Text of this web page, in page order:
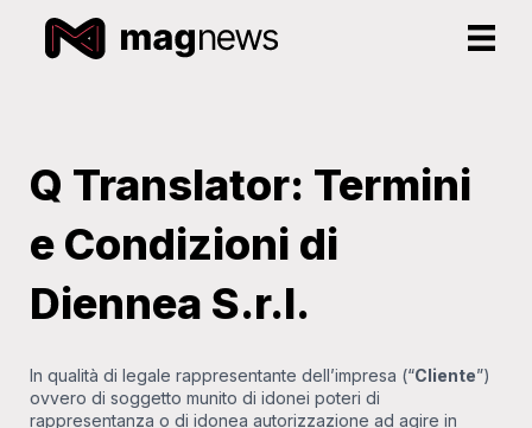
Q Translator: Termini
e Condizioni di
Diennea S.r.l.
In qualità di legale rappresentante dell’impresa (“Cliente”)
ovvero di soggetto munito di idonei poteri di
rappresentanza o di idonea autorizzazione ad agire in